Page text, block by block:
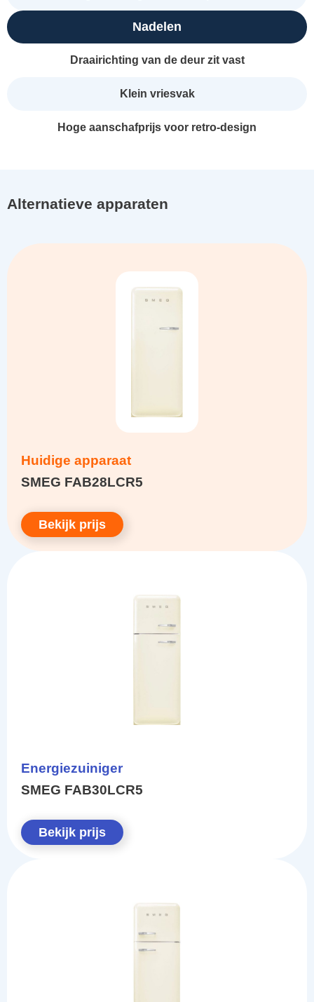
Nadelen
Draairichting van de deur zit vast
Klein vriesvak
Hoge aanschafprijs voor retro-design
Alternatieve apparaten
Huidige apparaat
SMEG FAB28LCR5
Bekijk prijs
Energiezuiniger
SMEG FAB30LCR5
Bekijk prijs